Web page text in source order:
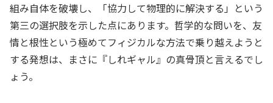
組み自体を破壊し、「協力して物理的に解決する」という
第三の選択肢を示した点にあります。哲学的な問いを、友
情と根性という極めてフィジカルな方法で乗り越えようと
する発想は、まさに『しれギャル』の真骨頂と言えるでし
ょう。